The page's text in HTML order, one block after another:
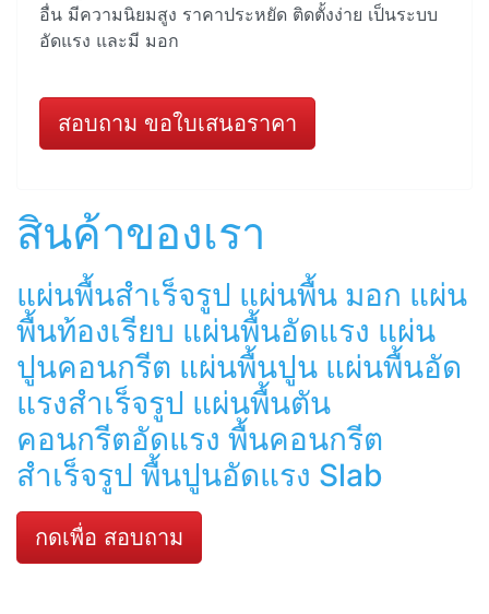
อื่น มีความนิยมสูง ราคาประหยัด ติดตั้งง่าย เป็นระบบ
อัดแรง และมี มอก
สอบถาม ขอใบเสนอราคา
สินค้าของเรา
แผ่นพื้นสำเร็จรูป แผ่นพื้น มอก แผ่น
พื้นท้องเรียบ แผ่นพื้นอัดแรง แผ่น
ปูนคอนกรีต แผ่นพื้นปูน แผ่นพื้นอัด
แรงสำเร็จรูป แผ่นพื้นตัน
คอนกรีตอัดแรง พื้นคอนกรีต
สำเร็จรูป พื้นปูนอัดแรง Slab
กดเพื่อ สอบถาม